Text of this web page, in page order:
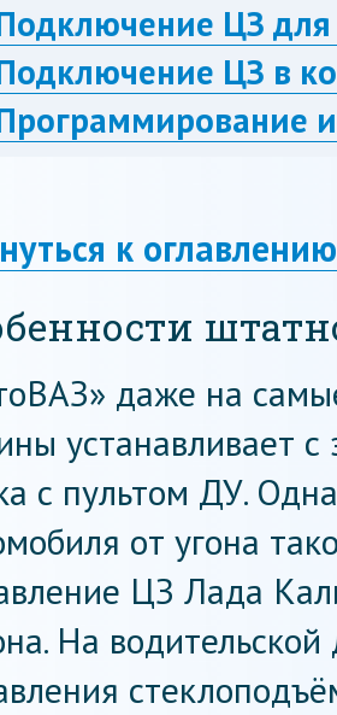
ЦЗ
ЦЗ в
к оглавлению
даже на
устанавливает с
с пультом ДУ.
от угона
ЦЗ Лада
На